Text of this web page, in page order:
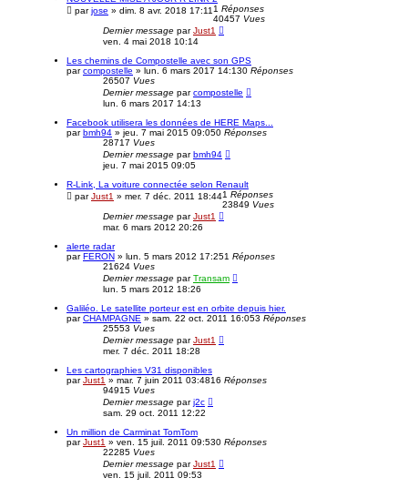
c
é
parjose » dim. 8 avr. 2018 17:11 1 Réponses
40457 Vues
Dernier message parJust1
ven. 4 mai 2018 10:14
Les chemins de Compostelle avec son GPS
parcompostelle » lun. 6 mars 2017 14:130 Réponses
26507 Vues
Dernier message parcompostelle
lun. 6 mars 2017 14:13
Facebook utilisera les données de HERE Maps...
parbmh94 » jeu. 7 mai 2015 09:050 Réponses
28717 Vues
Dernier message parbmh94
jeu. 7 mai 2015 09:05
R-Link, La voiture connectée selon Renault
parJust1 » mer. 7 déc. 2011 18:441 Réponses
23849 Vues
Dernier message parJust1
mar. 6 mars 2012 20:26
alerte radar
parFERON » lun. 5 mars 2012 17:251 Réponses
21624 Vues
Dernier message parTransam
lun. 5 mars 2012 18:26
Galiléo. Le satellite porteur est en orbite depuis hier.
parCHAMPAGNE » sam. 22 oct. 2011 16:053 Réponses
25553 Vues
Dernier message parJust1
mer. 7 déc. 2011 18:28
Les cartographies V31 disponibles
parJust1 » mar. 7 juin 2011 03:4816 Réponses
94915 Vues
Dernier message parj2c
sam. 29 oct. 2011 12:22
Un million de Carminat TomTom
parJust1 » ven. 15 juil. 2011 09:530 Réponses
22285 Vues
Dernier message parJust1
ven. 15 juil. 2011 09:53